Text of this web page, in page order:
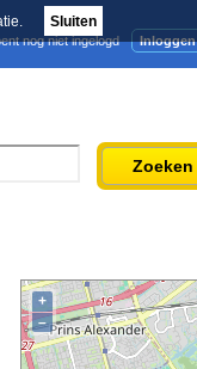
Sluiten
Inloggen
nog niet ingelogd
Zoeken
+
–